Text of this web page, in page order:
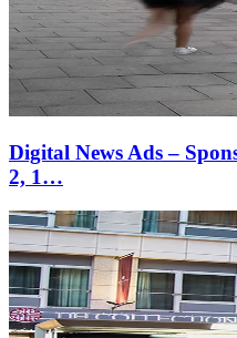
Digital News Ads –
2, 1…